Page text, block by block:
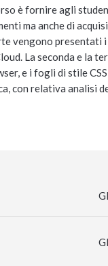
è fornire agli
ma anche di
vengono
La seconda e la
e i fogli di stile
con relativa analisi